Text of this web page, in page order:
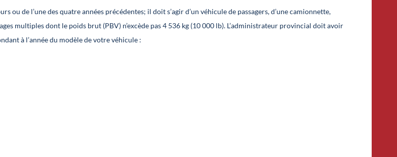
ou de l’une des quatre années précédentes; il doit s’agir d’un véhicule de passagers, d’une camionnette,
multiples dont le poids brut (PBV) n’excède pas 4 536 kg (10 000 lb). L’administrateur provincial doit avoir
à l’année du modèle de votre véhicule :